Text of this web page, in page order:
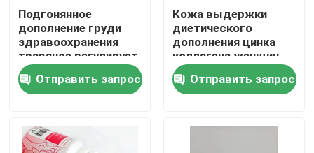
Свяжитесь мы
Спросите цитату
Дополнение Maca травяное
Подгонянное
дополнение груди
здравоохранения
травяное регулирует
инкреторные
планшеты для дамы
Отправить запрос
Кожа выдержки
диетического
дополнения цинка
коллагена женщин
ОЭМ травяная
улучшает
Отправить запрос